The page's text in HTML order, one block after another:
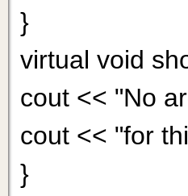
}
virtual void
cout << "No
cout << "for
}